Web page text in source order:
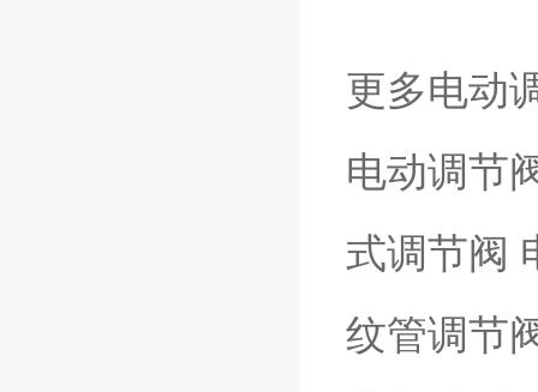
更多电动
电动调节
式调节阀
纹管调节